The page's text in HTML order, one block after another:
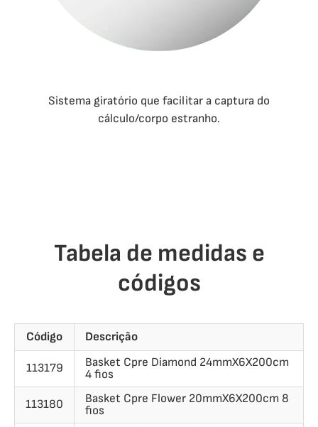
Sistema giratório que facilitar a captura do
cálculo/corpo estranho.
Tabela de medidas e
códigos
Código Descrição
113179
Basket Cpre Diamond 24mmX6X200cm
4 fios
113180
Basket Cpre Flower 20mmX6X200cm 8
fios